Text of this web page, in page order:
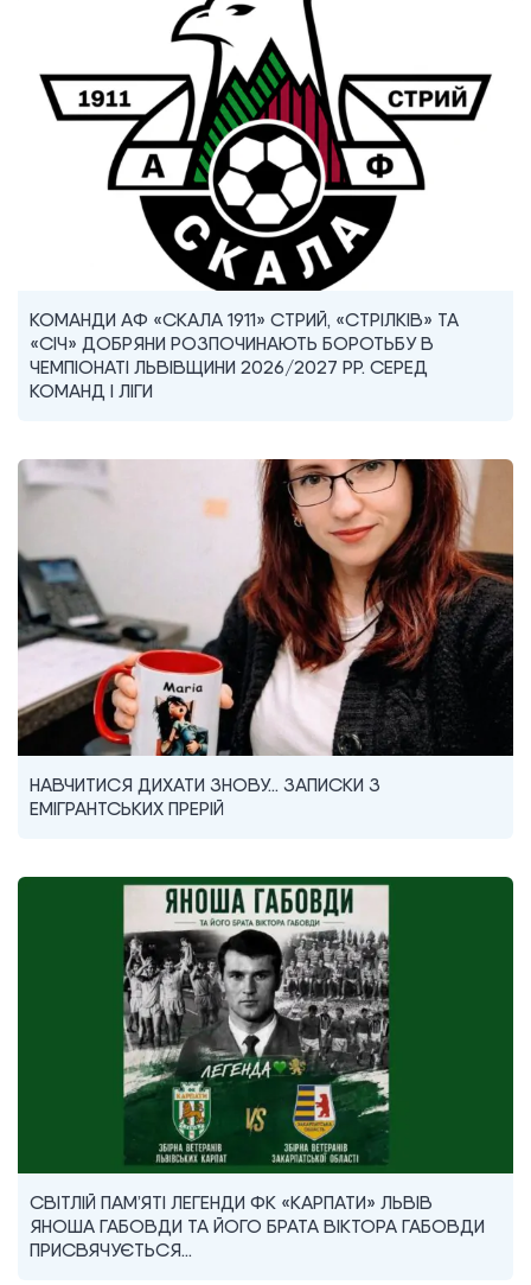
КОМАНДИ АФ «СКАЛА 1911» СТРИЙ, «СТРІЛКІВ» ТА
«СІЧ» ДОБРЯНИ РОЗПОЧИНАЮТЬ БОРОТЬБУ В
ЧЕМПІОНАТІ ЛЬВІВЩИНИ 2026/2027 РР. СЕРЕД
КОМАНД I ЛІГИ
НАВЧИТИСЯ ДИХАТИ ЗНОВУ… ЗАПИСКИ З
ЕМІГРАНТСЬКИХ ПРЕРІЙ
СВІТЛІЙ ПАМ’ЯТІ ЛЕГЕНДИ ФК «КАРПАТИ» ЛЬВІВ
ЯНОША ГАБОВДИ ТА ЙОГО БРАТА ВІКТОРА ГАБОВДИ
ПРИСВЯЧУЄТЬСЯ…